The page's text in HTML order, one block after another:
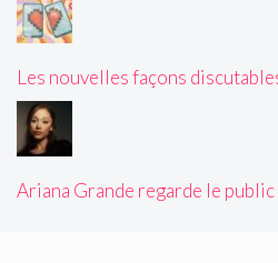
Les nouvelles façons
Ariana Grande regarde le public